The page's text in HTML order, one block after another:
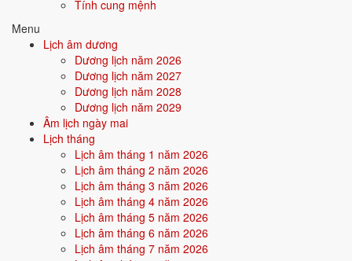
Tính cung mệnh
Menu
Lịch âm dương
Dương lịch năm 2026
Dương lịch năm 2027
Dương lịch năm 2028
Dương lịch năm 2029
Âm lịch ngày mai
Lịch tháng
Lịch âm tháng 1 năm 2026
Lịch âm tháng 2 năm 2026
Lịch âm tháng 3 năm 2026
Lịch âm tháng 4 năm 2026
Lịch âm tháng 5 năm 2026
Lịch âm tháng 6 năm 2026
Lịch âm tháng 7 năm 2026
Quan hệ Can × Chi (Kim sinh Thủy):
trường hỗ trợ bản thân. Người này dễ nhận được sự giúp đỡ từ ngoài,
gặp quý nhân.
Điểm mạnh:May mắn, được nâng đỡ, dễ thành công nhờ thiên
thời địa lợi.
Điểm cần lưu ý:Có thể bị phụ thuộc hoặc ỷ lại khi quá nhiều
thuận lợi.
Bối cảnh vận khí khi sinh năm 1993
Người sinh năm1993rơi vào Vận 7 - Thất Xích Kim
trong chu kỳ Tam Nguyên Cửu Vận. Mệnh Kim sinh trong Vận 7 Thất
Xích Kim (Kim) - đồng hành cộng hưởng, vận khí khi sinh thuận theo